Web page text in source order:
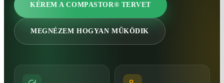
KÉREM A COMPASTOR® TERVET
MEGNÉZEM HOGYAN MŰKÖDIK